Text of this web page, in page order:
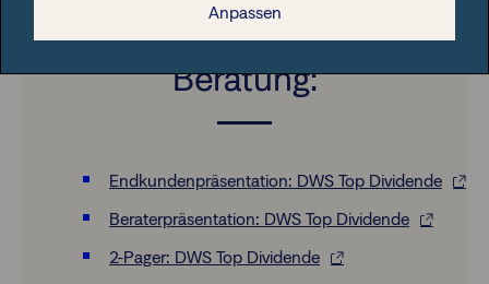
Downloads für Ihre
Beratung:
Endkundenpräsentation: DWS Top Dividende
Beraterpräsentation: DWS Top Dividende
2-Pager: DWS Top Dividende
Anpassen